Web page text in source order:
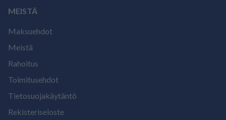
MEISTÄ
Maksuehdot
Meistä
Rahoitus
Toimitusehdot
Tietosuojakäytäntö
Rekisteriseloste